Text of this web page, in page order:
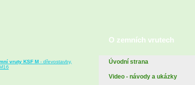
vruty KSF M- dřevostavby,
O zemních vrutech
Úvodní strana
Video - návody a ukázky